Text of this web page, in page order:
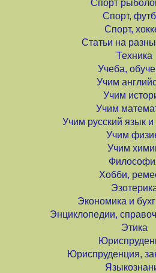
Спорт
Спорт,
Спорт,
Статьи на
Техника
Учеба,
Учим
Учим
Учим
Учим русский язык и
Учим
Учим
Хобби,
Экономика и
Энциклопедии,
Этика
Юриспруденция,